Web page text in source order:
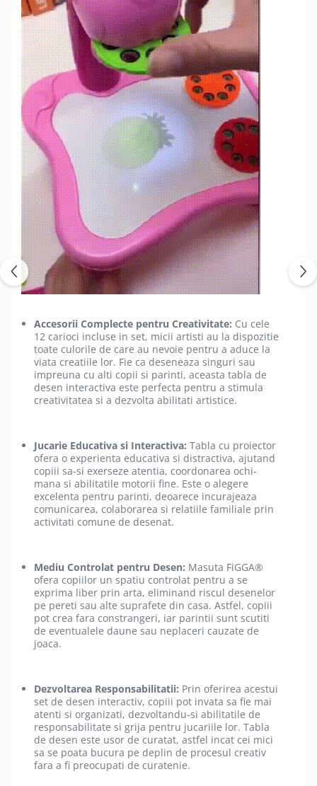
Accesorii Complecte pentru Creativitate: Cu cele
12 carioci incluse in set, micii artisti au la dispozitie
toate culorile de care au nevoie pentru a aduce la
viata creatiile lor. Fie ca deseneaza singuri sau
impreuna cu alti copii si parinti, aceasta tabla de
desen interactiva este perfecta pentru a stimula
creativitatea si a dezvolta abilitati artistice.
Jucarie Educativa si Interactiva: Tabla cu proiector
ofera o experienta educativa si distractiva, ajutand
copiii sa-si exerseze atentia, coordonarea ochi-
mana si abilitatile motorii fine. Este o alegere
excelenta pentru parinti, deoarece incurajeaza
comunicarea, colaborarea si relatiile familiale prin
activitati comune de desenat.
Mediu Controlat pentru Desen: Masuta FiGGA®
ofera copiilor un spatiu controlat pentru a se
exprima liber prin arta, eliminand riscul desenelor
pe pereti sau alte suprafete din casa. Astfel, copiii
pot crea fara constrangeri, iar parintii sunt scutiti
de eventualele daune sau neplaceri cauzate de
joaca.
Dezvoltarea Responsabilitatii: Prin oferirea acestui
set de desen interactiv, copiii pot invata sa fie mai
atenti si organizati, dezvoltandu-si abilitatile de
responsabilitate si grija pentru jucariile lor. Tabla
de desen este usor de curatat, astfel incat cei mici
sa se poata bucura pe deplin de procesul creativ
fara a fi preocupati de curatenie.